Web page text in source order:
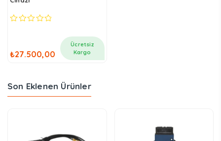
5
₺27.500,00
Ücretsiz
Kargo
Son Eklenen Ürünler